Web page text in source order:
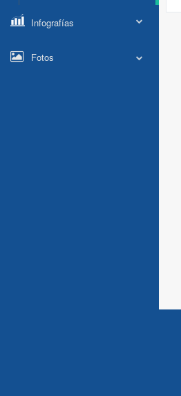
Infografías
Fotos